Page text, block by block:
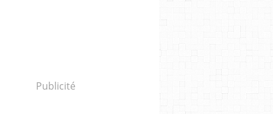
Publicité